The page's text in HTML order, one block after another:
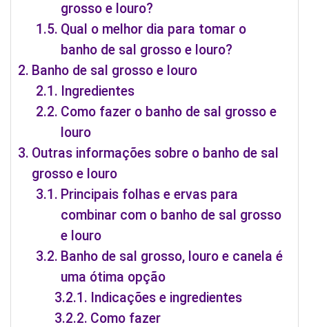
grosso e louro?
Qual o melhor dia para tomar o
banho de sal grosso e louro?
Banho de sal grosso e louro
Ingredientes
Como fazer o banho de sal grosso e
louro
Outras informações sobre o banho de sal
grosso e louro
Principais folhas e ervas para
combinar com o banho de sal grosso
e louro
Banho de sal grosso, louro e canela é
uma ótima opção
Indicações e ingredientes
Como fazer